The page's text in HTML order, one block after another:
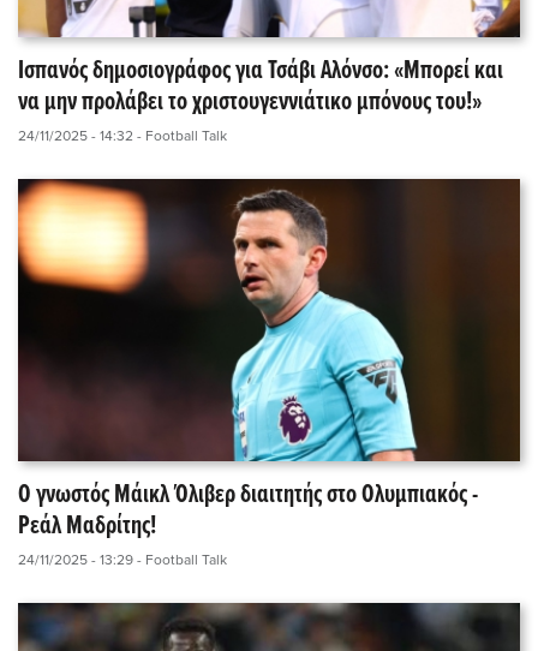
Ισπανός δημοσιογράφος για Τσάβι Αλόνσο: «Μπορεί και
να μην προλάβει το χριστουγεννιάτικο μπόνους του!»
24/11/2025 - 14:32 - Football Talk
Ο γνωστός Μάικλ Όλιβερ διαιτητής στο Ολυμπιακός -
Ρεάλ Μαδρίτης!
24/11/2025 - 13:29 - Football Talk